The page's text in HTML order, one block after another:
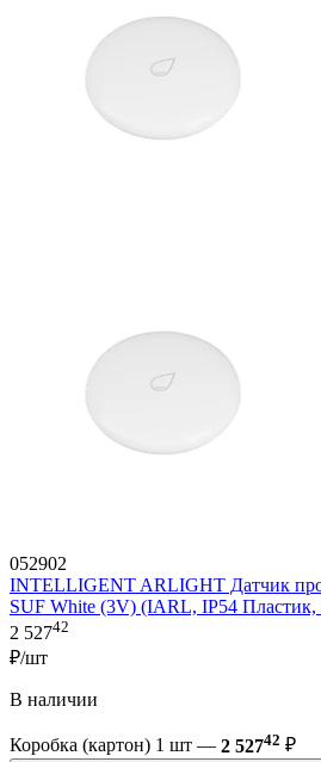
052902
INTELLIGENT ARLIGHT Датчик
SUF White (3V) (IARL, IP54 Пластик,
2 52742
₽/шт
В наличии
Коробка (картон) 1 шт — 2 52742 ₽